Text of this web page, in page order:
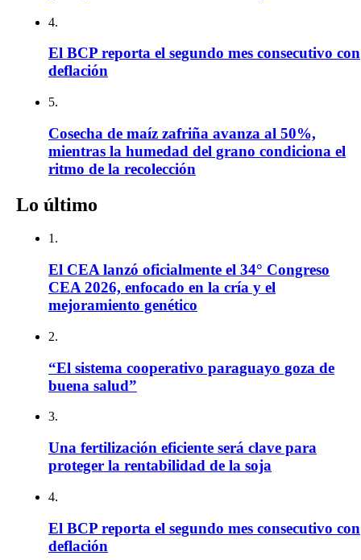
4.
El BCP reporta el segundo mes consecutivo con
deflación
5.
Cosecha de maíz zafriña avanza al 50%,
mientras la humedad del grano condiciona el
ritmo de la recolección
Lo último
1.
El CEA lanzó oficialmente el 34° Congreso
CEA 2026, enfocado en la cría y el
mejoramiento genético
2.
“El sistema cooperativo paraguayo goza de
buena salud”
3.
Una fertilización eficiente será clave para
proteger la rentabilidad de la soja
4.
El BCP reporta el segundo mes consecutivo con
deflación